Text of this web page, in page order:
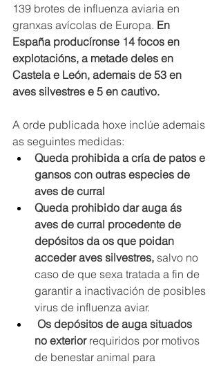
139 brotes de influenza aviaria en
granxas avícolas de Europa. En
España producíronse 14 focos en
explotacións, a metade deles en
Castela e León, ademais de 53 en
aves silvestres e 5 en cautivo.
A orde publicada hoxe inclúe ademais
as seguintes medidas:
Queda prohibida a cría de patos e
gansos con outras especies de
aves de curral
Queda prohibido dar auga ás
aves de curral procedente de
depósitos da os que poidan
acceder aves silvestres, salvo no
caso de que sexa tratada a fin de
garantir a inactivación de posibles
virus de influenza aviar.
no exterior requiridos por motivos
de benestar animal para